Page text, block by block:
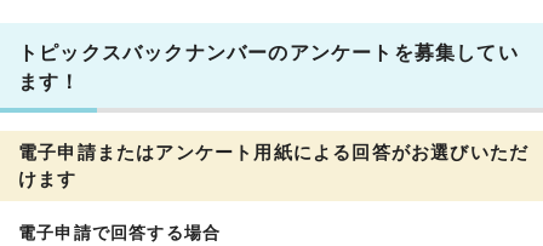
トピックスバックナンバーのアンケートを募集してい
ます！
電子申請またはアンケート用紙による回答がお選びいただ
けます
電子申請で回答する場合